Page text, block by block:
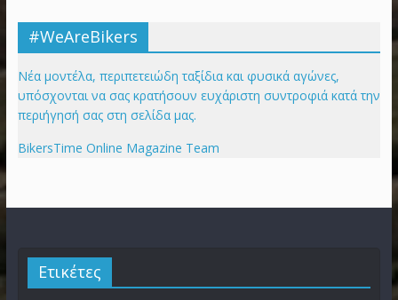
#WeAreBikers
Νέα μοντέλα, περιπετειώδη ταξίδια και φυσικά αγώνες,
υπόσχονται να σας κρατήσουν ευχάριστη συντροφιά κατά την
περιήγησή σας στη σελίδα μας.
BikersTime Online Magazine Team
Ετικέτες